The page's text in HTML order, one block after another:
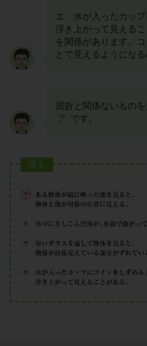
エ 水が入ったカップ
浮き上がって見える
を関係があります。
とで見えるようになる
屈折と関係ないもの
ア です。
答え